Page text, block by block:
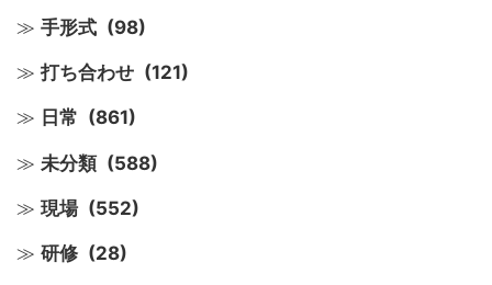
手形式 (98)
打ち合わせ (121)
日常 (861)
未分類 (588)
現場 (552)
研修 (28)